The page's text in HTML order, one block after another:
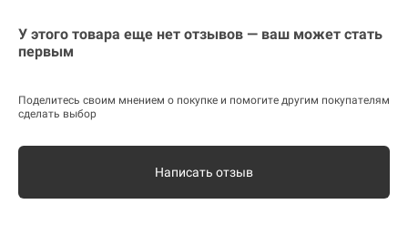
У этого товара еще нет отзывов — ваш может стать
первым
Поделитесь своим мнением о покупке и помогите другим покупателям
сделать выбор
Написать отзыв